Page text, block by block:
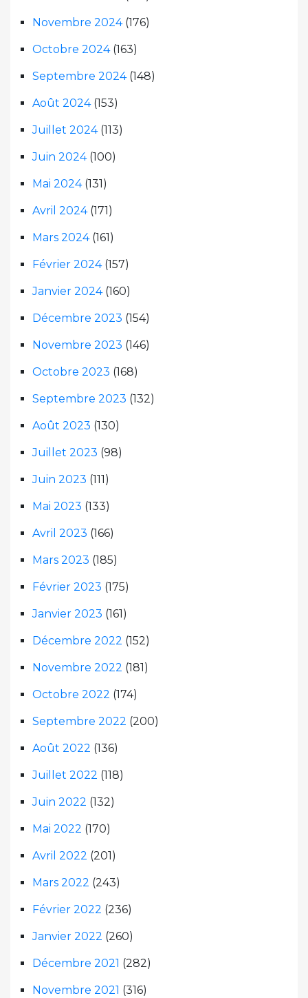
Novembre 2024(176)
Octobre 2024(163)
Septembre 2024(148)
Août 2024(153)
Juillet 2024(113)
Juin 2024(100)
Mai 2024(131)
Avril 2024(171)
Mars 2024(161)
Février 2024(157)
Janvier 2024(160)
Décembre 2023 (154)
Novembre 2023 (146)
Octobre 2023 (168)
Septembre 2023 (132)
Août 2023 (130)
Juillet 2023 (98)
Juin 2023 (111)
Mai 2023 (133)
Avril 2023 (166)
Mars 2023 (185)
Février 2023 (175)
Janvier 2023 (161)
Décembre 2022 (152)
Novembre 2022 (181)
Octobre 2022 (174)
Septembre 2022 (200)
Août 2022 (136)
Juillet 2022 (118)
Juin 2022 (132)
Mai 2022 (170)
Avril 2022 (201)
Mars 2022 (243)
Février 2022 (236)
Janvier 2022 (260)
Décembre 2021 (282)
Novembre 2021 (316)